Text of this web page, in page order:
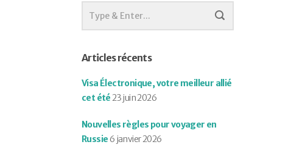
Articles récents
Visa Électronique, votre meilleur allié
cet été23 juin 2026
Nouvelles règles pour voyager en
Russie 6 janvier 2026